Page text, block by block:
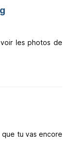
dit :
les photos de
que tu vas encore